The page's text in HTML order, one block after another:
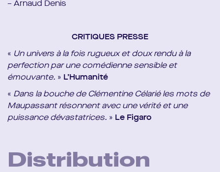
– Arnaud Denis
CRITIQUES PRESSE
« Un univers à la fois rugueux et doux rendu à la
perfection par une comédienne sensible et
émouvante. » L’Humanité
« Dans la bouche de Clémentine Célarié les mots de
Maupassant résonnent avec une vérité et une
puissance dévastatrices. » Le Figaro
Distribution